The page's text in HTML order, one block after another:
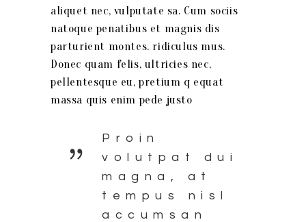
aliquet nec, vulputate sa. Cum sociis
natoque penatibus et magnis dis
parturient montes. ridiculus mus.
Donec quam felis, ultricies nec,
pellentesque eu, pretium q equat
massa quis enim pede justo
Proin
volutpat dui
magna, at
tempus nisl
accumsan